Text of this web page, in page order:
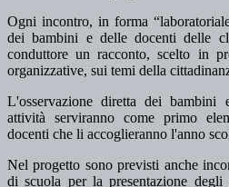
Ogni incontro, in forma
dei bambini e delle docenti delle
conduttore un racconto, scelto in
organizzative, sui temi della
L'osservazione diretta dei bambini
attività serviranno come primo
docenti che li accoglieranno l'anno
Nel progetto sono previsti anche
di scuola per la presentazione